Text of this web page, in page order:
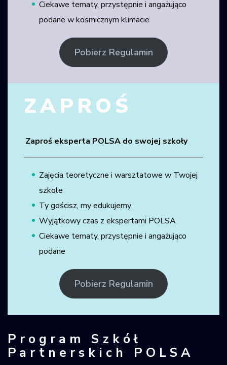
Ciekawe tematy, przystępnie i angażująco
podane w kosmicznym klimacie
Pobierz Regulamin
ZAPROŚ
Zaproś eksperta POLSA do swojej szkoły
Zajęcia teoretyczne i warsztatowe w Twojej
szkole
Ty gościsz, my edukujemy
Wyjątkowy czas z ekspertami POLSA
Ciekawe tematy, przystępnie i angażująco
podane
Pobierz Regulamin
Program Szkół
Partnerskich POLSA